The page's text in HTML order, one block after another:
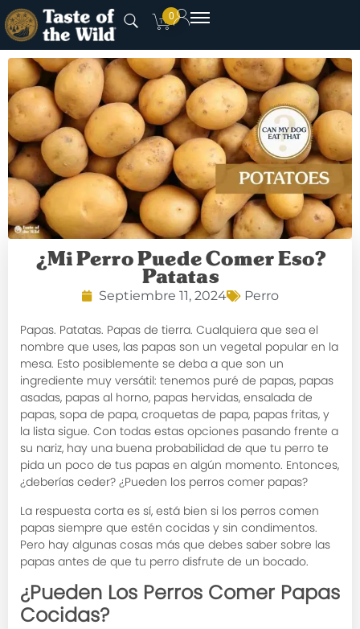
0
¿Mi Perro Puede Comer Eso?
Patatas
Septiembre 11, 2024 Perro
Papas. Patatas. Papas de tierra. Cualquiera que sea el
nombre que uses, las papas son un vegetal popular en la
mesa. Esto posiblemente se deba a que son un
ingrediente muy versátil: tenemos puré de papas, papas
asadas, papas al horno, papas hervidas, ensalada de
papas, sopa de papa, croquetas de papa, papas fritas, y
la lista sigue. Con todas estas opciones pasando frente a
su nariz, hay una buena probabilidad de que tu perro te
pida un poco de tus papas en algún momento. Entonces,
¿deberías ceder? ¿Pueden los perros comer papas?
La respuesta corta es sí, está bien si los perros comen
papas siempre que estén cocidas y sin condimentos.
Pero hay algunas cosas más que debes saber sobre las
papas antes de que tu perro disfrute de un bocado.
¿Pueden Los Perros Comer Papas
Cocidas?